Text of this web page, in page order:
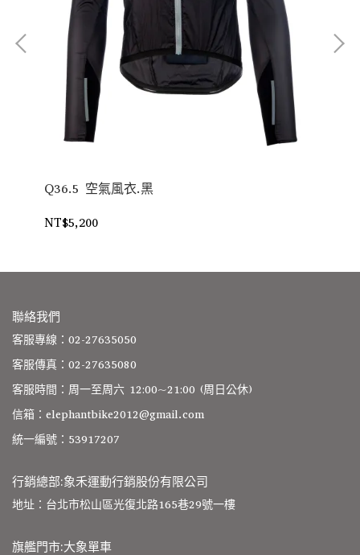
Q36.5 空氣風衣.黑
NT$5,200
聯絡我們
客服專線：02-27635050
客服傳真：02-27635080
客服時間：周一至周六 12:00~21:00 (周日公休)
信箱：elephantbike2012@gmail.com
統一編號：53917207
行銷總部:象禾運動行銷股份有限公司
地址：台北市松山區光復北路165巷29號一樓
旗艦門市:大象單車